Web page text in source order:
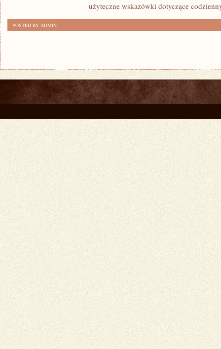
użyteczne wskazówki dotyczące
POSTED BY ADMIN